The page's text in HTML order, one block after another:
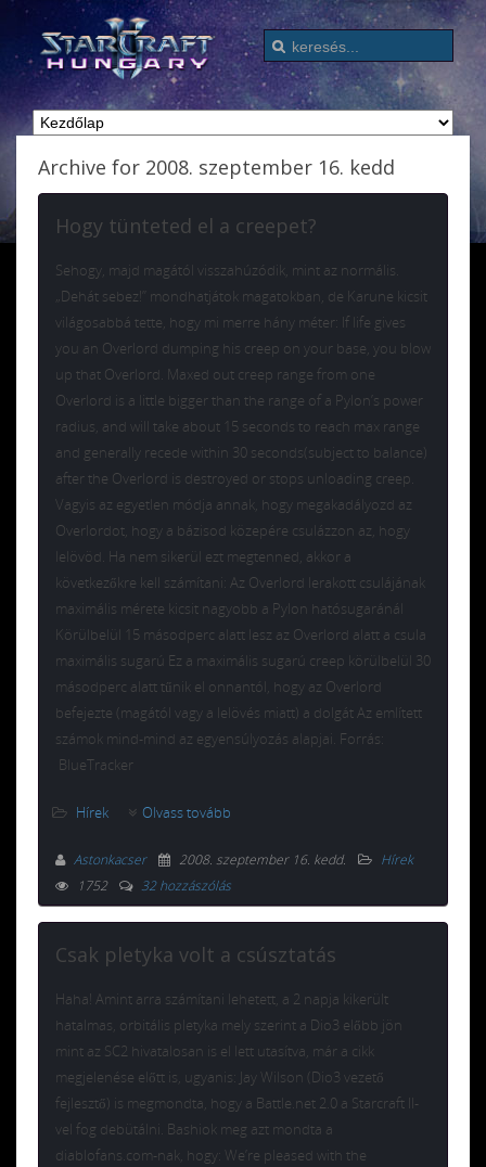
Archive for 2008. szeptember 16. kedd
Hogy tünteted el a creepet?
Sehogy, majd magától visszahúzódik, mint az normális.
„Dehát sebez!” mondhatjátok magatokban, de Karune kicsit
világosabbá tette, hogy mi merre hány méter: If life gives
you an Overlord dumping his creep on your base, you blow
up that Overlord. Maxed out creep range from one
Overlord is a little bigger than the range of a Pylon’s power
radius, and will take about 15 seconds to reach max range
and generally recede within 30 seconds(subject to balance)
after the Overlord is destroyed or stops unloading creep.
Vagyis az egyetlen módja annak, hogy megakadályozd az
Overlordot, hogy a bázisod közepére csulázzon az, hogy
lelövöd. Ha nem sikerül ezt megtenned, akkor a
következőkre kell számítani: Az Overlord lerakott csulájának
maximális mérete kicsit nagyobb a Pylon hatósugaránál
Körülbelül 15 másodperc alatt lesz az Overlord alatt a csula
maximális sugarú Ez a maximális sugarú creep körülbelül 30
másodperc alatt tűnik el onnantól, hogy az Overlord
befejezte (magától vagy a lelövés miatt) a dolgát Az említett
számok mind-mind az egyensúlyozás alapjai. Forrás:
BlueTracker
Hírek Olvass tovább
Astonkacser 2008. szeptember 16. kedd.
Hírek
1752
32 hozzászólás
Csak pletyka volt a csúsztatás
Haha! Amint arra számítani lehetett, a 2 napja kikerült
hatalmas, orbitális pletyka mely szerint a Dio3 előbb jön
mint az SC2 hivatalosan is el lett utasítva, már a cikk
megjelenése előtt is, ugyanis: Jay Wilson (Dio3 vezető
fejlesztő) is megmondta, hogy a Battle.net 2.0 a Starcraft II-
vel fog debütálni. Bashiok meg azt mondta a
diablofans.com-nak, hogy: We’re pleased with the